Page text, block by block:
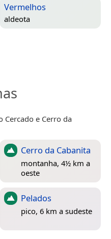
Vermelhos
aldeota
Cercado e Cerro da
Cerro da Cabanita
montanha, 4½ km a
oeste
Pelados
pico, 6 km a sudeste